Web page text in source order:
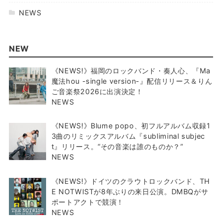
NEWS
NEW
《NEWS!》福岡のロックバンド・奏人心、『Ma
魔法hou -single version-』配信リリース＆りん
ご音楽祭2026に出演決定！
NEWS
《NEWS!》Blume popo、初フルアルバム収録1
3曲のリミックスアルバム『subliminal subjec
t』リリース。“その音楽は誰のものか？”
NEWS
《NEWS!》ドイツのクラウトロックバンド、TH
E NOTWISTが8年ぶりの来日公演。DMBQがサ
ポートアクトで競演！
NEWS